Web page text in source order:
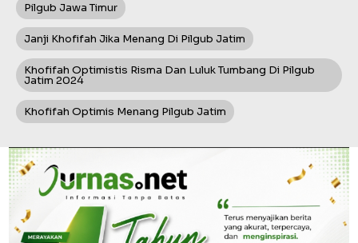
Pilgub Jawa Timur
Janji Khofifah Jika Menang Di Pilgub Jatim
Khofifah Optimistis Risma Dan Luluk Tumbang Di Pilgub
Jatim 2024
Khofifah Optimis Menang Pilgub Jatim